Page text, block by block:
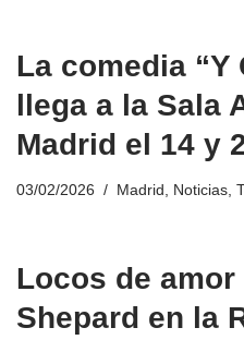
La comedia “Y
llega a la Sala
Madrid el 14 y
03/02/2026 Madrid Noticias
Locos de amor
Shepard en la